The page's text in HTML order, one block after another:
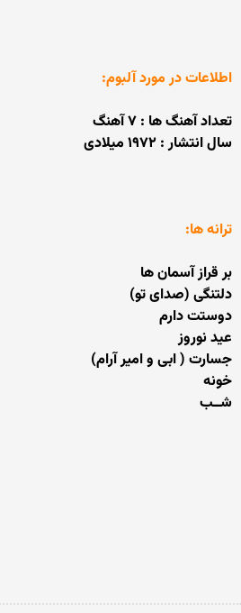
اطلاعات در مورد آلبوم:
تعداد آهنگ ها : ۷ آهنگ
سال انتشار : ۱۹۷۲ میلادی
ترانه ها:
بر قراز آسمان ها
دلتنگی (صدای تو)
دوستت دارم
عید نوروز
جسارت ( ابی و امیر آرام)
خونه
شــب